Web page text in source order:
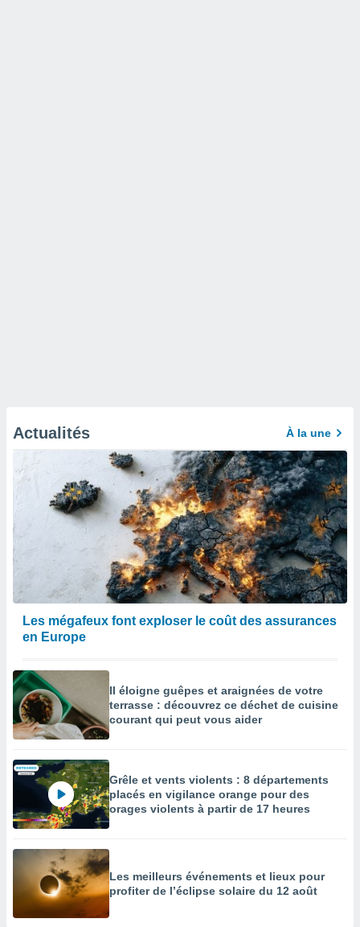
Actualités À la une
Les mégafeux font exploser le coût des assurances
en Europe
Il éloigne guêpes et araignées de votre
terrasse : découvrez ce déchet de cuisine
courant qui peut vous aider
Grêle et vents violents : 8 départements
placés en vigilance orange pour des
orages violents à partir de 17 heures
Les meilleurs événements et lieux pour
profiter de l’éclipse solaire du 12 août